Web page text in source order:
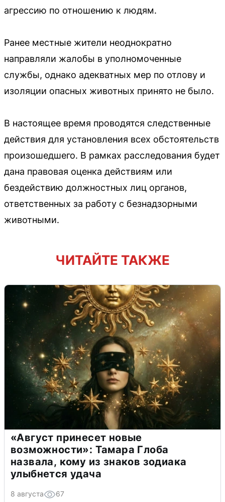
агрессию по отношению к людям.
Ранее местные жители неоднократно
направляли жалобы в уполномоченные
службы, однако адекватных мер по отлову и
изоляции опасных животных принято не было.
В настоящее время проводятся следственные
действия для установления всех обстоятельств
произошедшего. В рамках расследования будет
дана правовая оценка действиям или
бездействию должностных лиц органов,
ответственных за работу с безнадзорными
животными.
ЧИТАЙТЕ ТАКЖЕ
«Август принесет новые
возможности»: Тамара Глоба
назвала, кому из знаков зодиака
улыбнется удача
8 августа 67